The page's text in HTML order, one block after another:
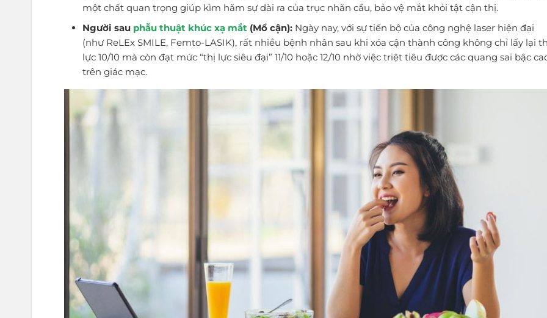
một chất quan trọng giúp kìm hãm sự dài ra của trục nhãn cầu, bảo vệ mắt khỏi tật cận thị.
Người sau phẫu thuật khúc xạ mắt(Mổ cận):Ngày nay, với sự tiến bộ của công nghệ laser hiện đại
(như ReLEx SMILE, Femto-LASIK), rất nhiều bệnh nhân sau khi xóa cận thành công không chỉ lấy lại
lực 10/10 mà còn đạt mức “thị lực siêu đại” 11/10 hoặc 12/10 nhờ việc triệt tiêu được các quang sai bậc
trên giác mạc.